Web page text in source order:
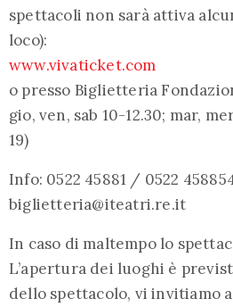
spettacoli non sarà attiva
loco):
www.vivaticket.com
o presso Biglietteria
gio, ven, sab 10-12.30; mar,
19)
Info: 0522 45881 / 0522
biglietteria@iteatri.re.it
In caso di maltempo lo
L’apertura dei luoghi è
dello spettacolo, vi invitiamo